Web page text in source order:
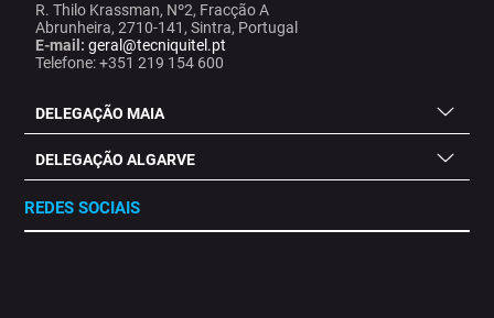
R. Thilo Krassman, Nº2, Fracção A
Abrunheira, 2710-141, Sintra, Portugal
E-mail: geral@tecniquitel.pt
Telefone: +351 219 154 600
DELEGAÇÃO MAIA
DELEGAÇÃO ALGARVE
REDES SOCIAIS